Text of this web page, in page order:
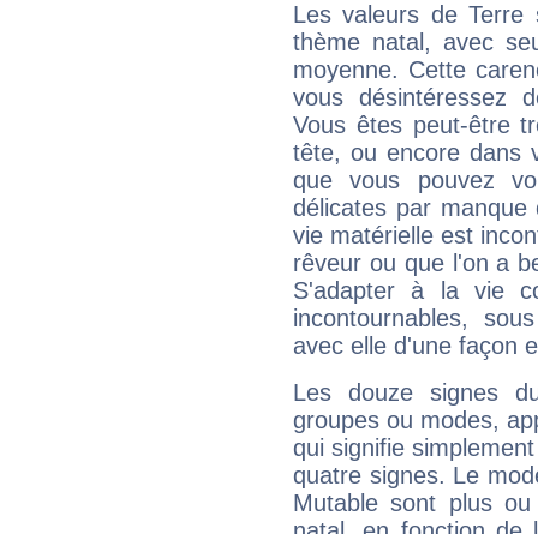
Les valeurs de Terre
thème natal, avec
moyenne. Cette
vous désintéressez
Vous êtes peut-être
tête, ou encore dans
que vous pouvez
délicates par
vie matérielle est
rêveur ou que l'on a
S'adapter à la vie
incontournables,
avec elle d'une façon
Les douze signes
groupes ou modes,
qui signifie
quatre signes. Le
Mutable sont plus